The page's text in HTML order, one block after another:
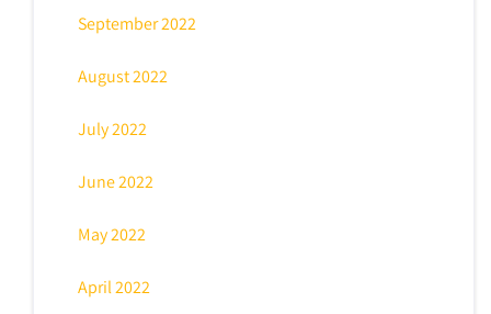
September 2022
August 2022
July 2022
June 2022
May 2022
April 2022